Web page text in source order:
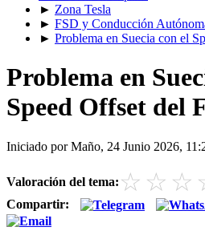
► Zona Tesla
► FSD y Conducción
► Problema en Suecia con el
Problema en
Speed Offset del
Iniciado por Maño, 24 Junio 2026,
Valoración del tema: ☆ ☆ ☆
Compartir: